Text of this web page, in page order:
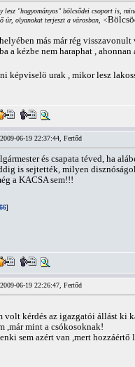
lesz "hagyományos" bölcsődei csoport is,
úr, olyanokat terjeszt a városban, <
más már rég
a kézbe nem haraphat ,
képviselö urak , mikor lesz
06-19 22:37:44, Fertőd
és csapata téved, ha
is sejtették, milyen
a KACSA sem!!!
]
06-19 22:26:47, Fertőd
volt kérdés az igazgatói állást ki
,már mint a csókosoknak!
sem azért van ,mert